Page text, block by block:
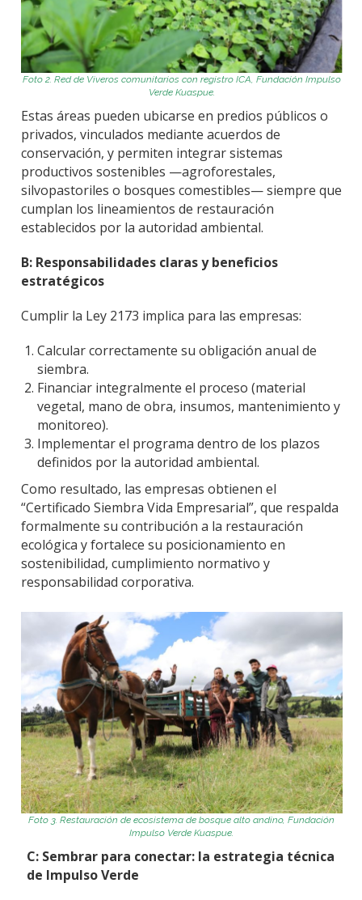
Foto 2. Red de Viveros comunitarios con registro ICA, Fundación Impulso
Verde Kuaspue.
Estas áreas pueden ubicarse en predios públicos o
privados, vinculados mediante acuerdos de
conservación, y permiten integrar sistemas
productivos sostenibles —agroforestales,
silvopastoriles o bosques comestibles— siempre que
cumplan los lineamientos de restauración
establecidos por la autoridad ambiental.
B: Responsabilidades claras y beneficios
estratégicos
Cumplir la Ley 2173 implica para las empresas:
Calcular correctamente su obligación anual de
siembra.
Financiar integralmente el proceso (material
vegetal, mano de obra, insumos, mantenimiento y
monitoreo).
Implementar el programa dentro de los plazos
definidos por la autoridad ambiental.
Como resultado, las empresas obtienen el
“Certificado Siembra Vida Empresarial”, que respalda
formalmente su contribución a la restauración
ecológica y fortalece su posicionamiento en
sostenibilidad, cumplimiento normativo y
responsabilidad corporativa.
Foto 3. Restauración de ecosistema de bosque alto andino, Fundación
Impulso Verde Kuaspue.
C: Sembrar para conectar: la estrategia técnica
de Impulso Verde